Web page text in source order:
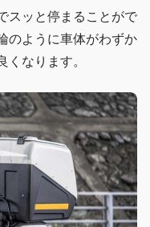
スッと停まることがで
のように車体がわずか
くなります。